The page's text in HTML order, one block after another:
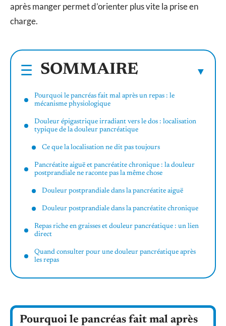
après manger permet d’orienter plus vite la prise en
charge.
SOMMAIRE
Pourquoi le pancréas fait mal après un repas : le
mécanisme physiologique
Douleur épigastrique irradiant vers le dos : localisation
typique de la douleur pancréatique
Ce que la localisation ne dit pas toujours
Pancréatite aiguë et pancréatite chronique : la douleur
postprandiale ne raconte pas la même chose
Douleur postprandiale dans la pancréatite aiguë
Douleur postprandiale dans la pancréatite chronique
Repas riche en graisses et douleur pancréatique : un lien
direct
Quand consulter pour une douleur pancréatique après
les repas
Pourquoi le pancréas fait mal après